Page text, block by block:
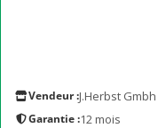
Vendeur :J.Herbst Gmbh
Garantie :12 mois